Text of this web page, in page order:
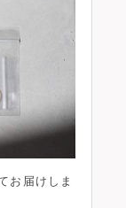
お届けしま